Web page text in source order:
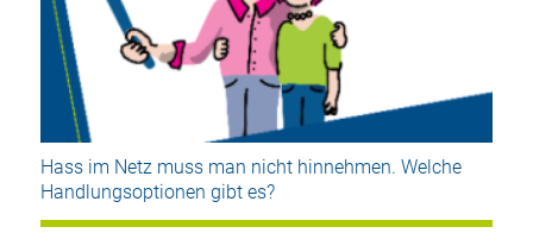
Hass im Netz muss man nicht hinnehmen. Welche
Handlungsoptionen gibt es?